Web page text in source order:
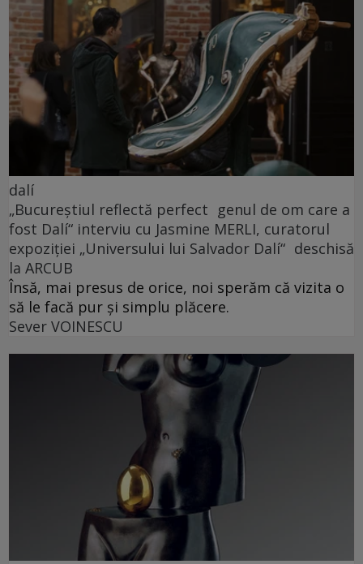
dalí
„Bucureștiul reflectă perfect genul de om care a
fost Dalí“ interviu cu Jasmine MERLI, curatorul
expoziției „Universului lui Salvador Dalí“ deschisă
la ARCUB
Însă, mai presus de orice, noi sperăm că vizita o
să le facă pur și simplu plăcere.
Sever VOINESCU